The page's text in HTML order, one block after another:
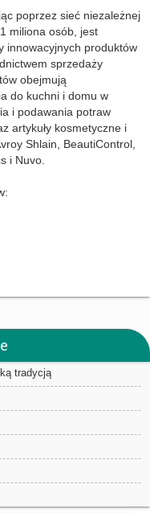
poprzez sieć niezależnej
miliona osób, jest
innowacyjnych produktów
sprzedaży
obejmują
do kuchni i domu w
i podawania potraw
artykuły kosmetyczne i
Shlain, BeautiControl,
i Nuvo.
tradycją